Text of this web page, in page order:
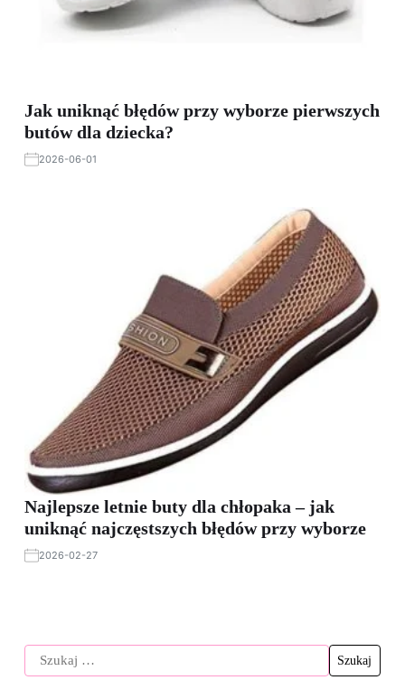
Jak uniknąć błędów przy wyborze pierwszych
butów dla dziecka?
2026-06-01
Najlepsze letnie buty dla chłopaka – jak
uniknąć najczęstszych błędów przy wyborze
2026-02-27